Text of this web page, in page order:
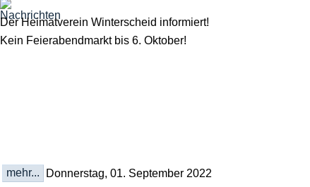
Der Heimatverein Winterscheid informiert!
Kein Feierabendmarkt bis 6. Oktober!
mehr... Donnerstag, 01. September 2022